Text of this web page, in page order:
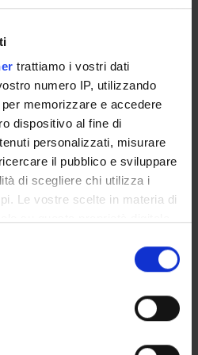
trattiamo i vostri dati
numero IP, utilizzando
memorizzare e accedere
dispositivo al fine di
personalizzati, misurare
il pubblico e sviluppare
di scegliere chi utilizza i
Le vostre scelte in materia di
consenso in qualsiasi
sui cookie o facendo clic
da enti vari per la
IN THE PROJECT